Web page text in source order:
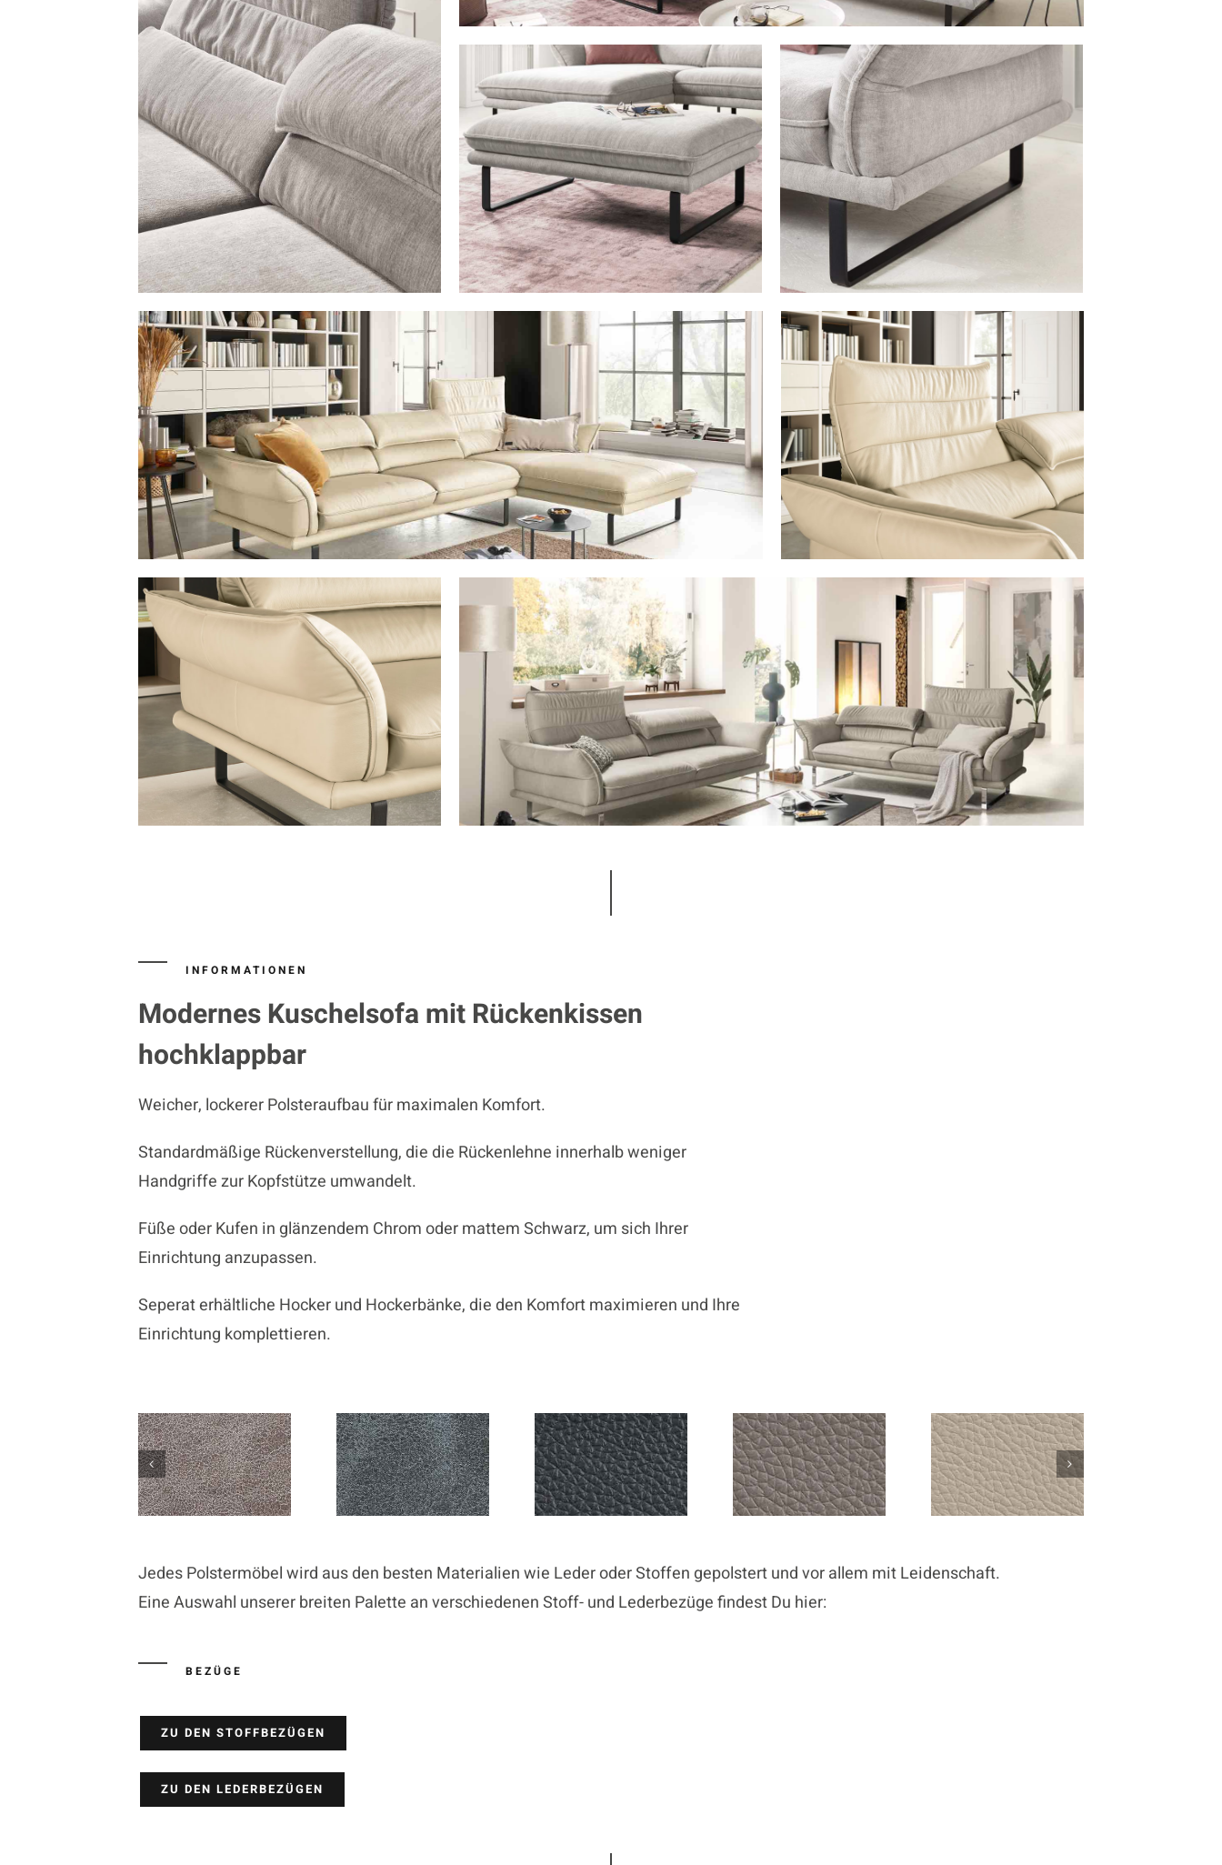
INFORMATIONEN
Modernes Kuschelsofa mit Rückenkissen
hochklappbar
Weicher, lockerer Polsteraufbau für maximalen Komfort.
Standardmäßige Rückenverstellung, die die Rückenlehne innerhalb weniger
Handgriffe zur Kopfstütze umwandelt.
Füße oder Kufen in glänzendem Chrom oder mattem Schwarz, um sich Ihrer
Einrichtung anzupassen.
Seperat erhältliche Hocker und Hockerbänke, die den Komfort maximieren und Ihre
Einrichtung komplettieren.
Jedes Polstermöbel wird aus den besten Materialien wie Leder oder Stoffen gepolstert und vor allem mit Leidenschaft.
Eine Auswahl unserer breiten Palette an verschiedenen Stoff- und Lederbezüge findest Du hier:
BEZÜGE
ZU DEN STOFFBEZÜGEN
ZU DEN LEDERBEZÜGEN